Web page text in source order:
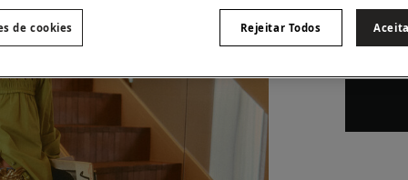
XS
Guia de
Rejeitar Todos
de cookies